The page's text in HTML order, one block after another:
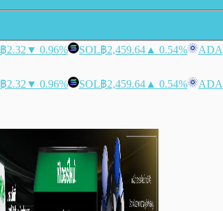
฿2.32 ▼ 0.96% SOL฿2,459.64 ▲ 0.54% ADA
฿2.32 ▼ 0.96% SOL฿2,459.64 ▲ 0.54% ADA